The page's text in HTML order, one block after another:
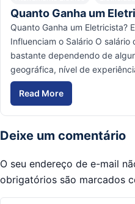
Quanto Ganha um
Quanto Ganha um Eletricista?
Influenciam o Salário O
bastante dependendo de
geográfica, nível de
Read More
Quanto Ganha um
Deixe um comentário
O seu endereço de e-mail
obrigatórios são marcados